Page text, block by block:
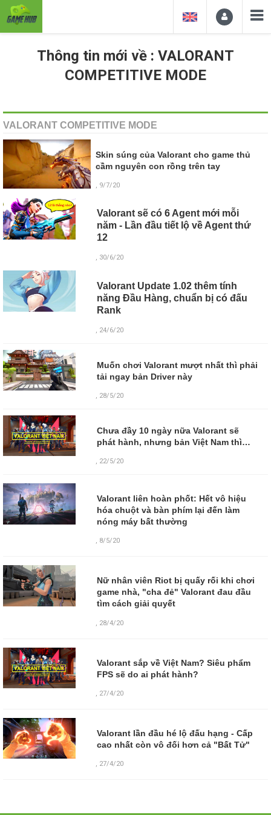
Thông tin mới về : VALORANT
COMPETITIVE MODE
VALORANT COMPETITIVE MODE
Skin súng của Valorant cho game thủ
cầm nguyên con rồng trên tay
, 9/7/20
Valorant sẽ có 6 Agent mới mỗi
năm - Lần đầu tiết lộ về Agent thứ
12
, 30/6/20
Valorant Update 1.02 thêm tính
năng Đầu Hàng, chuẩn bị có đấu
Rank
, 24/6/20
Muốn chơi Valorant mượt nhất thì phải
tải ngay bản Driver này
, 28/5/20
Chưa đầy 10 ngày nữa Valorant sẽ
phát hành, nhưng bản Việt Nam thì…
, 22/5/20
Valorant liên hoàn phốt: Hết vô hiệu
hóa chuột và bàn phím lại đến làm
nóng máy bất thường
, 8/5/20
Nữ nhân viên Riot bị quấy rối khi chơi
game nhà, "cha đẻ" Valorant đau đầu
tìm cách giải quyết
28/4/20
Valorant sắp về Việt Nam? Siêu phẩm
FPS sẽ do ai phát hành?
, 27/4/20
Valorant lần đầu hé lộ đấu hạng - Cấp
cao nhất còn vô đối hơn cả "Bất Tử"
, 27/4/20